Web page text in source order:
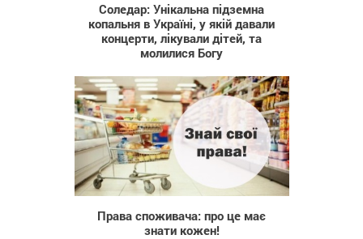
Соледар: Унікальна підземна
копальня в Україні, у якій давали
концерти, лікували дітей, та
молилися Богу
742
Права споживача: про це має
знати кожен!